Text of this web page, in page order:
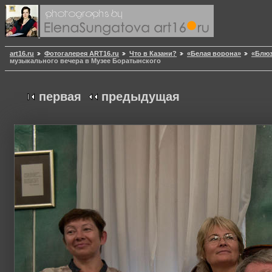
art16.ru Фотогалерея ART16.ru Что в Казани? «Белая ворона»
музыкального вечера в Музее Боратынского
первая предыдущая